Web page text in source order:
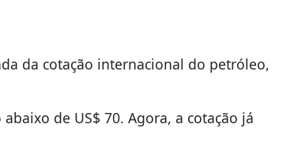
da cotação internacional do petróleo,
de US$ 70. Agora, a cotação já